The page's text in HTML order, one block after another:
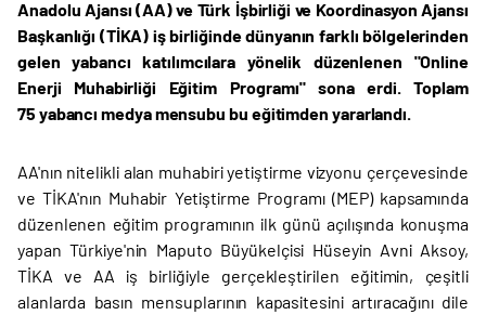
Anadolu Ajansı (AA) ve Türk İşbirliği ve Koordinasyon Ajansı
Başkanlığı (TİKA) iş birliğinde dünyanın farklı bölgelerinden
gelen yabancı katılımcılara yönelik düzenlenen "Online
Enerji Muhabirliği Eğitim Programı" sonaerdi.
Toplam
75 yabancı medya mensubu bu eğitimden yararlandı.
AA'nın nitelikli alan muhabiri yetiştirme vizyonu çerçevesinde
ve TİKA'nın Muhabir Yetiştirme Programı (MEP) kapsamında
düzenlenen eğitim programının ilk günü açılışında konuşma
yapan Türkiye'nin Maputo Büyükelçisi Hüseyin Avni Aksoy,
TİKA ve AA iş birliğiyle gerçekleştirilen eğitimin, çeşitli
alanlarda basın mensuplarının kapasitesini artıracağını dile